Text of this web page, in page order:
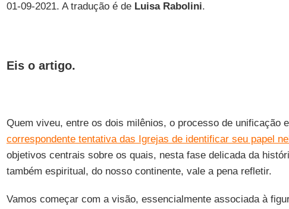
01-09-2021. A tradução é de Luisa Rabolini.
Eis o artigo.
Quem viveu, entre os dois milênios, o processo de unificação
correspondente tentativa das Igrejas de identificar seu papel
objetivos centrais sobre os quais, nesta fase delicada da
também espiritual, do nosso continente, vale a pena refletir.
Vamos começar com a visão, essencialmente associada à